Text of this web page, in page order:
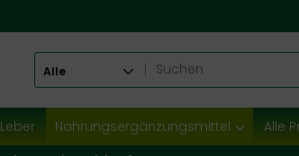
Alle
Leber Nahrungsergänzungsmittel Alle